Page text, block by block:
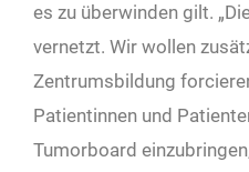
es zu überwinden gilt.
vernetzt. Wir wollen
Zentrumsbildung
Patientinnen und
Tumorboard